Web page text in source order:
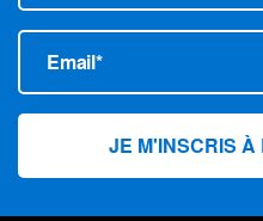
Email*